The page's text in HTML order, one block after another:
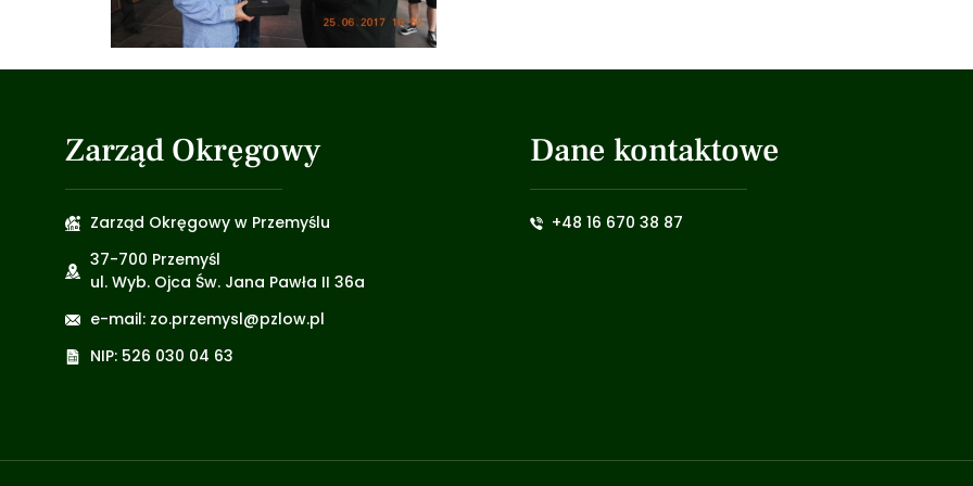
Zarząd Okręgowy
Zarząd Okręgowy w Przemyślu
37-700 Przemyśl
ul. Wyb. Ojca Św. Jana Pawła II 36a
e-mail: zo.przemysl@pzlow.pl
NIP: 526 030 04 63
Dane kontaktowe
+48 16 670 38 87